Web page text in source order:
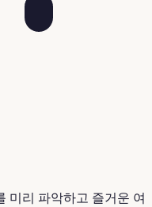
미리 파악하고 즐거운 여